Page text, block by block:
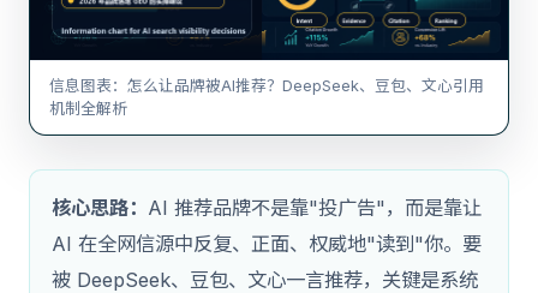
信息图表：怎么让品牌被AI推荐？DeepSeek、豆包、文心引用
机制全解析
核心思路： AI 推荐品牌不是靠"投广告"，而是靠让
AI 在全网信源中反复、正面、权威地"读到"你。要
被 DeepSeek、豆包、文心一言推荐，关键是系统